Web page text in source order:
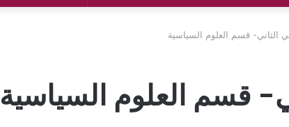
الثاني- قسم العلوم السياسية
قسم العلوم السياسية